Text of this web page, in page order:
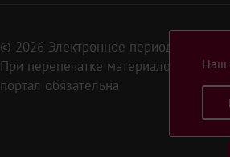
© 2026 Электронное периодическое
При перепечатке материалов или их
портал обязательна
Наш